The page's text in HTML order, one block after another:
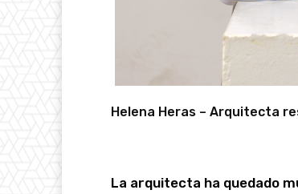
Helena Heras – Arquitecta
La arquitecta ha quedado